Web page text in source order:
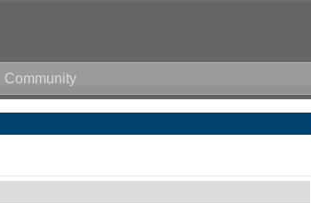
Community